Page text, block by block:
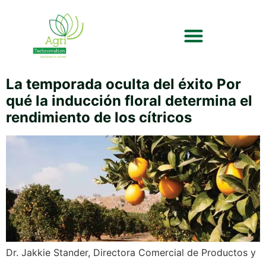
La temporada oculta del éxito Por
qué la inducción floral determina el
rendimiento de los cítricos
Dr. Jakkie Stander, Directora Comercial de Productos y